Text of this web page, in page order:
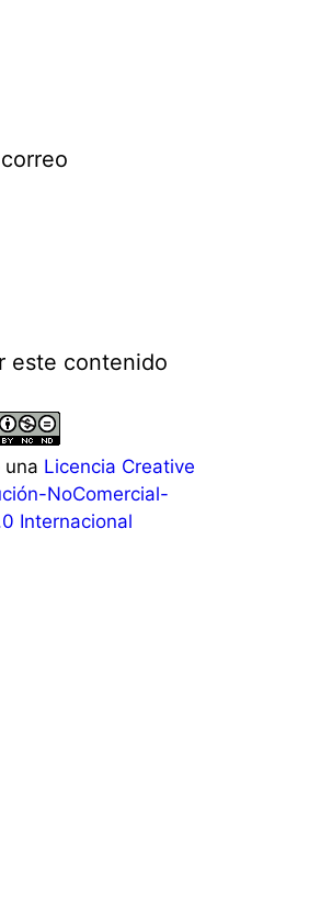
este contenido
una Licencia Creative
NoComercial-
Internacional